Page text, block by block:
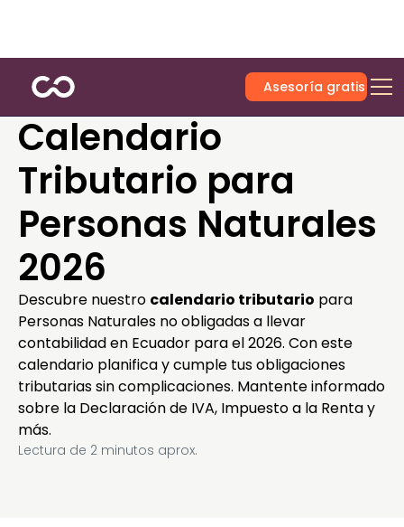
Asesoría gratis
Calendario
Tributario para
Personas Naturales
2026
Descubre nuestro calendario tributario para
Personas Naturales no obligadas a llevar
contabilidad en Ecuador para el 2026. Con este
calendario planifica y cumple tus obligaciones
tributarias sin complicaciones. Mantente informado
sobre la Declaración de IVA, Impuesto a la Renta y
más.
Lectura de 2 minutos aprox.